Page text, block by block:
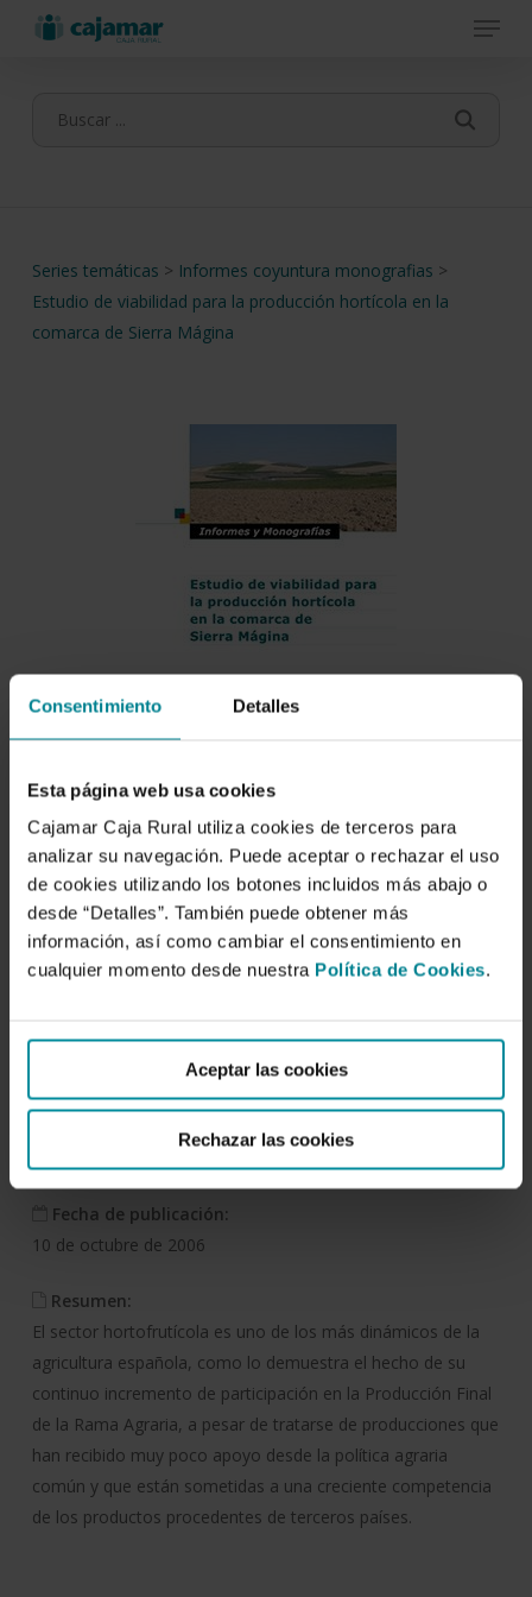
Consentimiento Detalles
Esta página web usa cookies
Cajamar Caja Rural utiliza cookies de terceros para
analizar su navegación. Puede aceptar o rechazar el uso
de cookies utilizando los botones incluidos más abajo o
desde “Detalles”. También puede obtener más
información, así como cambiar el consentimiento en
cualquier momento desde nuestra Política de Cookies.
Aceptar las cookies
Rechazar las cookies
Menu
Series temáticas > Informes coyuntura monografias >
Estudio de viabilidad para la producción hortícola en la
comarca de Sierra Mágina
Descargar
Estudio de viabilidad para
la producción hortícola en
Fecha de publicación:
10 de octubre de 2006
Resumen:
El sector hortofrutícola es uno de los más dinámicos de la
agricultura española, como lo demuestra el hecho de su
continuo incremento de participación en la Producción Final
de la Rama Agraria, a pesar de tratarse de producciones que
han recibido muy poco apoyo desde la política agraria
común y que están sometidas a una creciente competencia
de los productos procedentes de terceros países.